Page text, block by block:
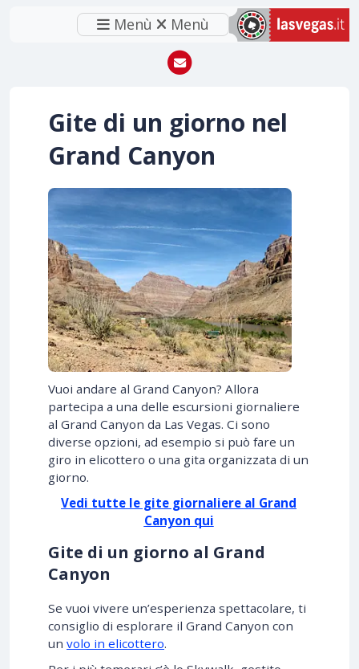
Menù Menù
Gite di un giorno nel
Grand Canyon
Vuoi andare al Grand Canyon? Allora
partecipa a una delle escursioni giornaliere
al Grand Canyon da Las Vegas. Ci sono
diverse opzioni, ad esempio si può fare un
giro in elicottero o una gita organizzata di un
giorno.
Vedi tutte le gite giornaliere al Grand
Canyon qui
Gite di un giorno al Grand
Canyon
Se vuoi vivere un’esperienza spettacolare, ti
consiglio di esplorare il Grand Canyon con
un volo in elicottero.